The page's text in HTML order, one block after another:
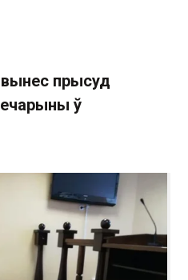
вынес прысуд
ў